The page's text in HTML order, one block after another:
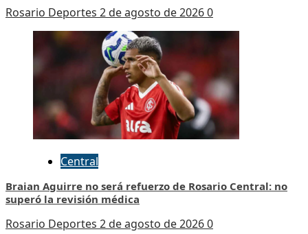
Rosario Deportes 2 de agosto de 20260
Central
Braian Aguirre no será refuerzo de Rosario Central: no
superó la revisión médica
Rosario Deportes 2 de agosto de 20260